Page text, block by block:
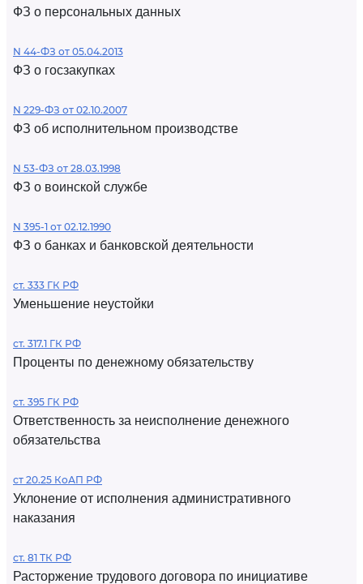
ФЗ о персональных данных
N 44-ФЗ от 05.04.2013
ФЗ о госзакупках
N 229-ФЗ от 02.10.2007
ФЗ об исполнительном производстве
N 53-ФЗ от 28.03.1998
ФЗ о воинской службе
N 395-1 от 02.12.1990
ФЗ о банках и банковской деятельности
ст. 333 ГК РФ
Уменьшение неустойки
ст. 317.1 ГК РФ
Проценты по денежному обязательству
ст. 395 ГК РФ
Ответственность за неисполнение денежного
обязательства
ст 20.25 КоАП РФ
Уклонение от исполнения административного
наказания
ст. 81 ТК РФ
Расторжение трудового договора по инициативе